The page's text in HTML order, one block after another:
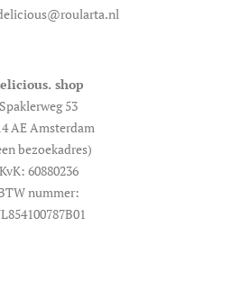
shop
Spaklerweg 53
AE Amsterdam
bezoekadres)
KvK: 60880236
nummer: